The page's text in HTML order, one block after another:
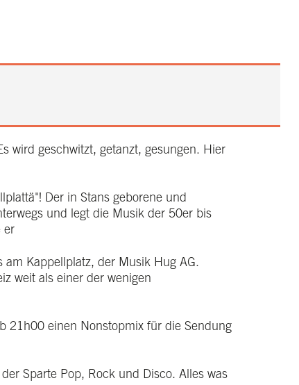
wird geschwitzt, getanzt, gesungen. Hier
Der in Stans geborene und
und legt die Musik der 50er bis
er
Kappellplatz, der Musik Hug AG.
weit als einer der wenigen
21h00 einen Nonstopmix für die Sendung
Sparte Pop, Rock und Disco. Alles was